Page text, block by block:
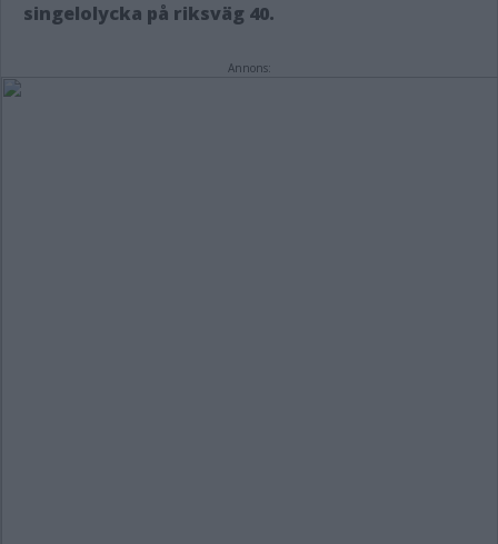
singelolycka på riksväg 40.
Annons: